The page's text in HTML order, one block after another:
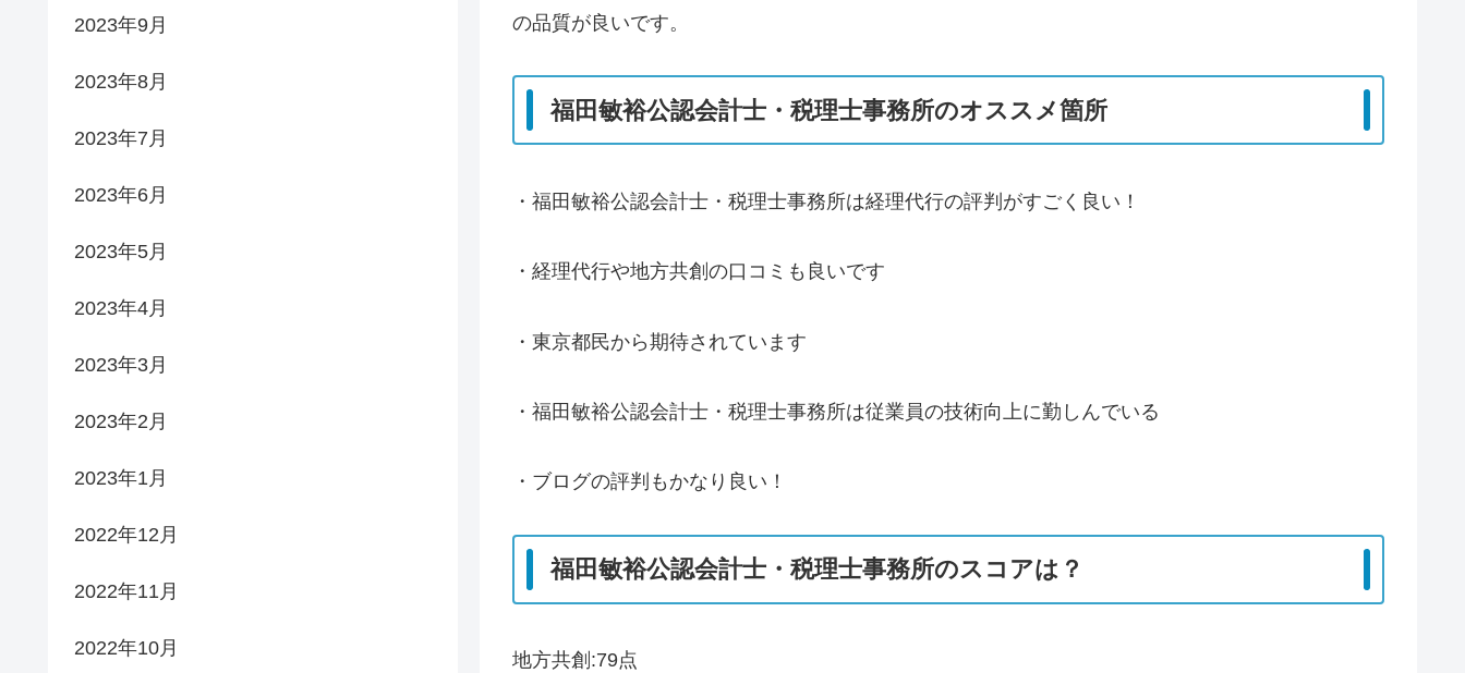
の品質が良いです。
福田敏裕公認会計士・税理士事務所のオススメ箇所
・福田敏裕公認会計士・税理士事務所は経理代行の評判がすごく良い！
・経理代行や地方共創の口コミも良いです
・東京都民から期待されています
・福田敏裕公認会計士・税理士事務所は従業員の技術向上に勤しんでいる
・ブログの評判もかなり良い！
福田敏裕公認会計士・税理士事務所のスコアは？
地方共創:79点
2023年9月
2023年8月
2023年7月
2023年6月
2023年5月
2023年4月
2023年3月
2023年2月
2023年1月
2022年12月
2022年11月
2022年10月